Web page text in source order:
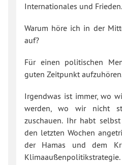
Internationales und Frieden.
Warum höre ich in der
auf?
Für einen politischen
guten Zeitpunkt
Irgendwas ist immer, wo
werden, wo wir nicht
zuschauen. Ihr habt
den letzten Wochen
der Hamas und dem
Klimaaußenpolitikstrategie.